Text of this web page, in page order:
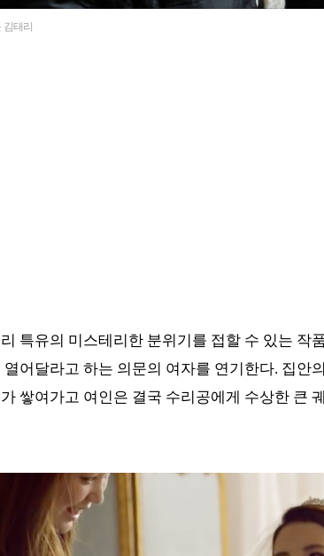
김태리
특유의 미스테리한 분위기를 접할 수 있는 작
열어달라고 하는 의문의 여자를 연기한다. 집안
쌓여가고 여인은 결국 수리공에게 수상한 큰